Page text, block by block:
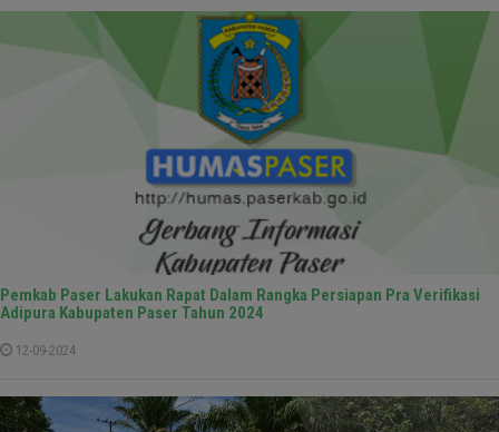
Pemkab Paser Lakukan Rapat Dalam Rangka Persiapan Pra Verifikasi
Adipura Kabupaten Paser Tahun 2024
12-09-2024